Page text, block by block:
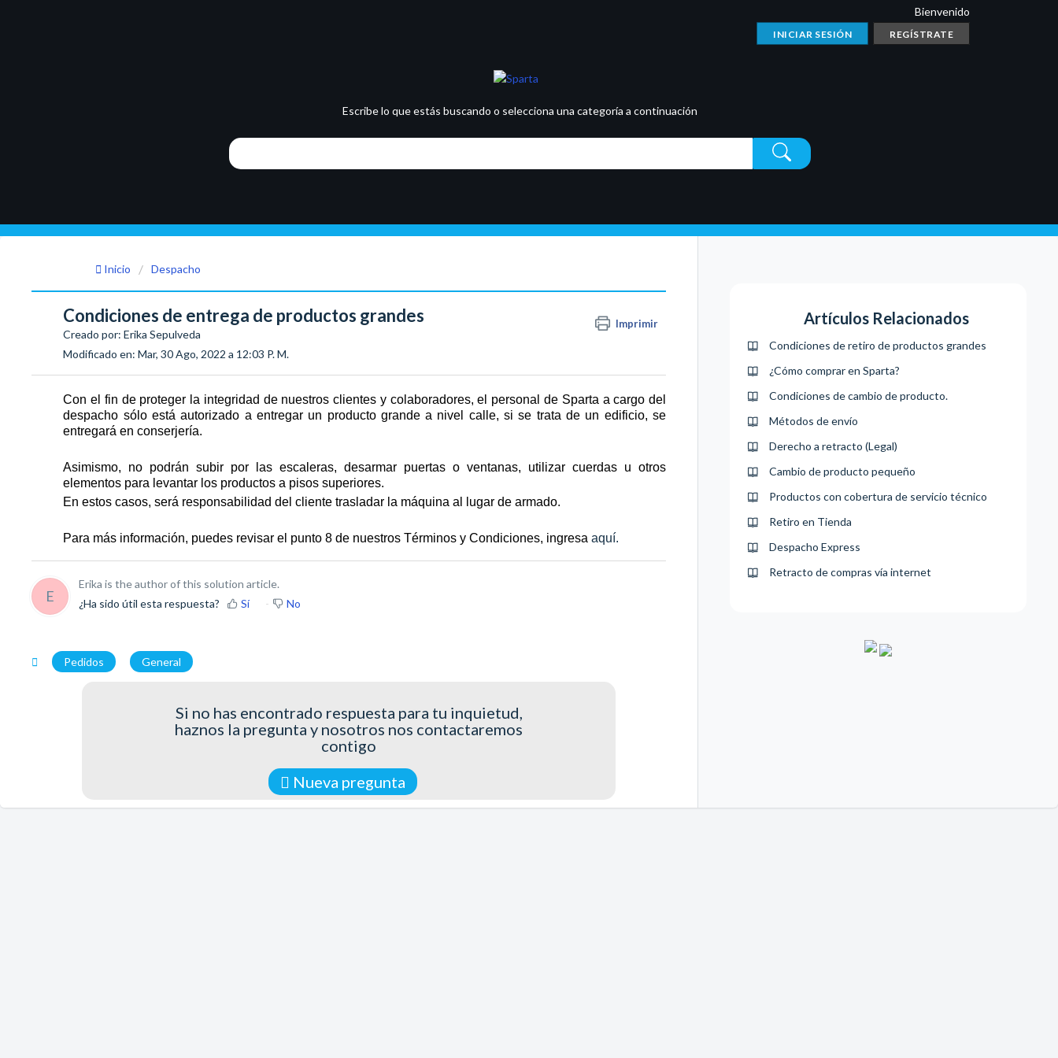
Bienvenido
INICIAR SESIÓN REGÍSTRATE
Escribe lo que estás buscando o selecciona una categoría a continuación
Inicio Despacho
Condiciones de entrega de productos grandes Imprimir
Creado por: Erika Sepulveda
Modificado en: Mar, 30 Ago, 2022 a 12:03 P. M.
Con el fin de proteger la integridad de nuestros clientes y colaboradores, el personal de Sparta a cargo del
despacho sólo está autorizado a entregar un producto grande a nivel calle, si se trata de un edificio, se
entregará en conserjería.
Asimismo, no podrán subir por las escaleras, desarmar puertas o ventanas, utilizar cuerdas u otros
elementos para levantar los productos a pisos superiores.
En estos casos, será responsabilidad del cliente trasladar la máquina al lugar de armado.
Para más información, puedes revisar el punto 8 de nuestros Términos y Condiciones, ingresaaquí.
E
Erika is the author of this solution article.
¿Ha sido útil esta respuesta?
Sí No
Pedidos General
Si no has encontrado respuesta para tu inquietud,
haznos la pregunta y nosotros nos contactaremos
contigo
Nueva pregunta
Artículos Relacionados
Condiciones de retiro de productos grandes
¿Cómo comprar en Sparta?
Condiciones de cambio de producto.
Métodos de envío
Derecho a retracto (Legal)
Cambio de producto pequeño
Productos con cobertura de servicio técnico
Retiro en Tienda
Despacho Express
Retracto de compras vía internet